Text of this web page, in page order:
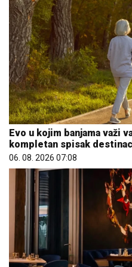
Evo u kojim banjama važi
kompletan spisak
06. 08. 2026 07:08